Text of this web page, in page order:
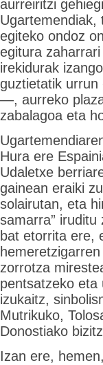
aurreiritzi
Ugartemendiak,
egiteko ondoz
egitura
irekidurak
guztietatik
—, aurreko
zabalagoa eta
Hura ere
Udaletxe
gainean eraiki
solairutan, eta
samarra”
bat etorrita ere,
zorrotza
pentsatzeko
izukaitz,
Mutrikuko,
Donostiako
Izan ere,